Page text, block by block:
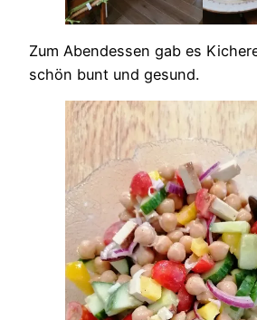
Zum Abendessen gab es
schön bunt und gesund.